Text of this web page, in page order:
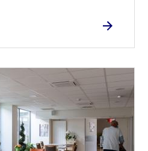
Voir les prix et prestations
Neuhof